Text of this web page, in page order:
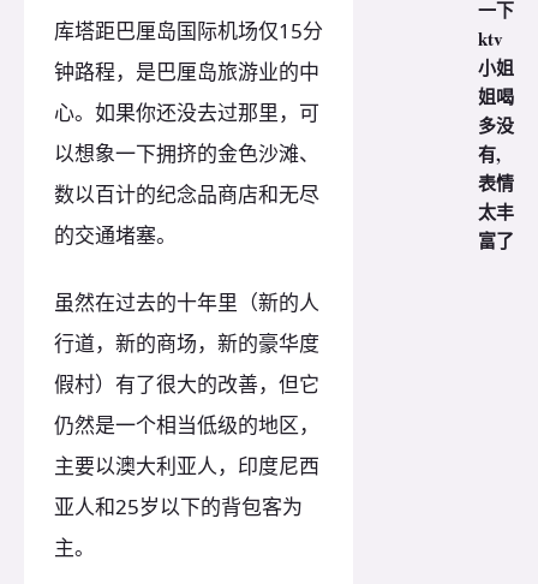
库塔距巴厘岛国际机场仅15分
钟路程，是巴厘岛旅游业的中
心。如果你还没去过那里，可
以想象一下拥挤的金色沙滩、
数以百计的纪念品商店和无尽
的交通堵塞。
虽然在过去的十年里（新的人
行道，新的商场，新的豪华度
假村）有了很大的改善，但它
仍然是一个相当低级的地区，
主要以澳大利亚人，印度尼西
亚人和25岁以下的背包客为
主。
一下
ktv
小姐
姐喝
多没
有,
表情
太丰
富了